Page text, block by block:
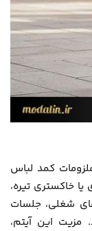
کمد لباس
خاکستری تیره،
شغلی، جلسات
این آیتم،